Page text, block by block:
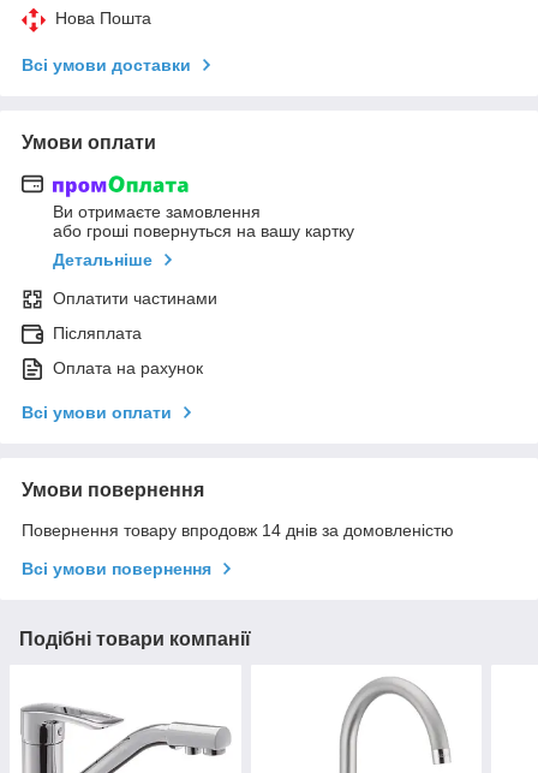
Нова Пошта
Всі умови доставки
Умови оплати
Ви отримаєте замовлення
або гроші повернуться на вашу картку
Детальніше
Оплатити частинами
Післяплата
Оплата на рахунок
Всі умови оплати
Умови повернення
Повернення товару впродовж 14 днів за домовленістю
Всі умови повернення
Подібні товари компанії